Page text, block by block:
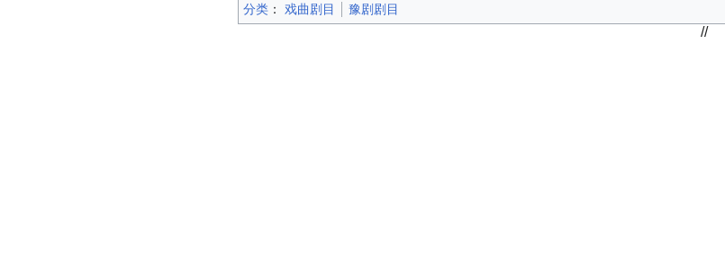
分类 ：​ 戏曲剧目 豫剧剧目
//